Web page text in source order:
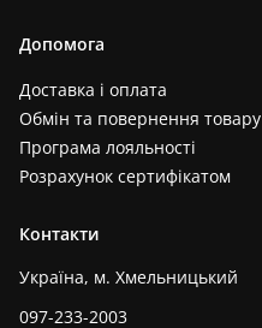
Допомога
Доставка і оплата
Обмін та повернення товару
Програма лояльності
Розрахунок сертифікатом
Контакти
Україна, м. Хмельницький
097-233-2003